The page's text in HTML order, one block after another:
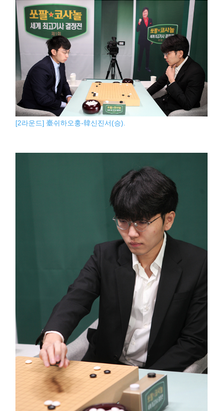
[2라운드] 臺쉬하오훙-韓신진서(승).